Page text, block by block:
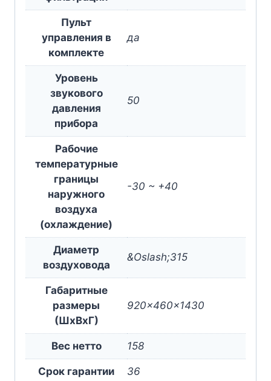
Пульт
управления в
комплекте
да
Уровень
звукового
давления
прибора
50
Рабочие
температурные
границы
наружного
воздуха
(охлаждение)
-30 ~ +40
Диаметр
воздуховода
&Oslash;315
Габаритные
размеры
(ШxВxГ)
920x460x1430
Вес нетто 158
Срок гарантии 36